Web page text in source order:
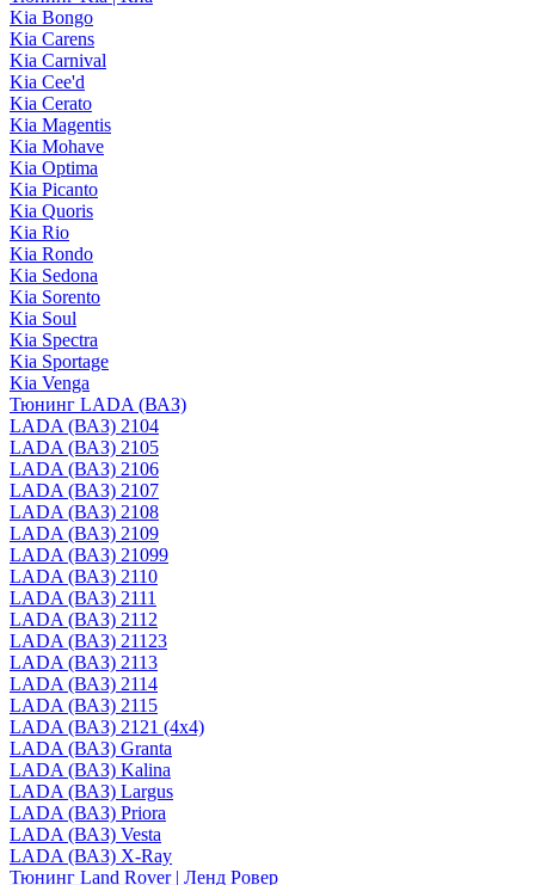
Kia Bongo
Kia Carens
Kia Carnival
Kia Cee'd
Kia Cerato
Kia Magentis
Kia Mohave
Kia Optima
Kia Picanto
Kia Quoris
Kia Rio
Kia Rondo
Kia Sedona
Kia Sorento
Kia Soul
Kia Spectra
Kia Sportage
Kia Venga
Тюнинг LADA (ВАЗ)
LADA (ВАЗ) 2104
LADA (ВАЗ) 2105
LADA (ВАЗ) 2106
LADA (ВАЗ) 2107
LADA (ВАЗ) 2108
LADA (ВАЗ) 2109
LADA (ВАЗ) 21099
LADA (ВАЗ) 2110
LADA (ВАЗ) 2111
LADA (ВАЗ) 2112
LADA (ВАЗ) 21123
LADA (ВАЗ) 2113
LADA (ВАЗ) 2114
LADA (ВАЗ) 2115
LADA (ВАЗ) 2121 (4x4)
LADA (ВАЗ) Granta
LADA (ВАЗ) Kalina
LADA (ВАЗ) Largus
LADA (ВАЗ) Priora
LADA (ВАЗ) Vesta
LADA (ВАЗ) X-Ray
Тюнинг Land Rover | Ленд Ровер